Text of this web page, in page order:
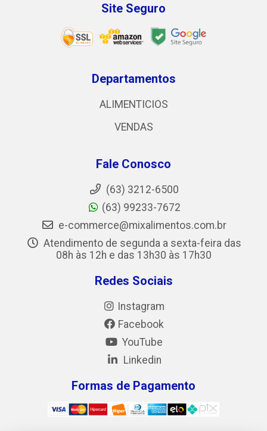
Site Seguro
Departamentos
ALIMENTICIOS
VENDAS
Fale Conosco
(63) 3212-6500
(63) 99233-7672
e-commerce@mixalimentos.com.br
Atendimento de segunda a sexta-feira das
08h às 12h e das 13h30 às 17h30
Redes Sociais
Instagram
Facebook
YouTube
Linkedin
Formas de Pagamento